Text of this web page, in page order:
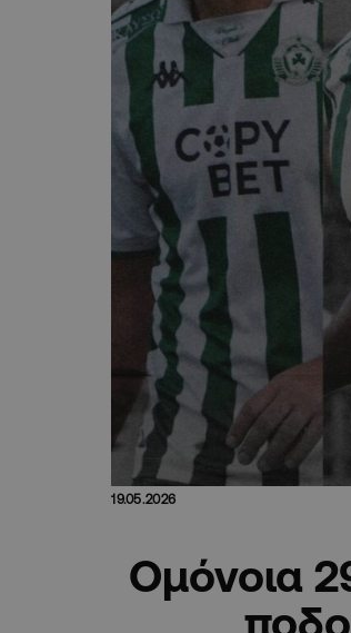
19.05.2026
Ομόνοια